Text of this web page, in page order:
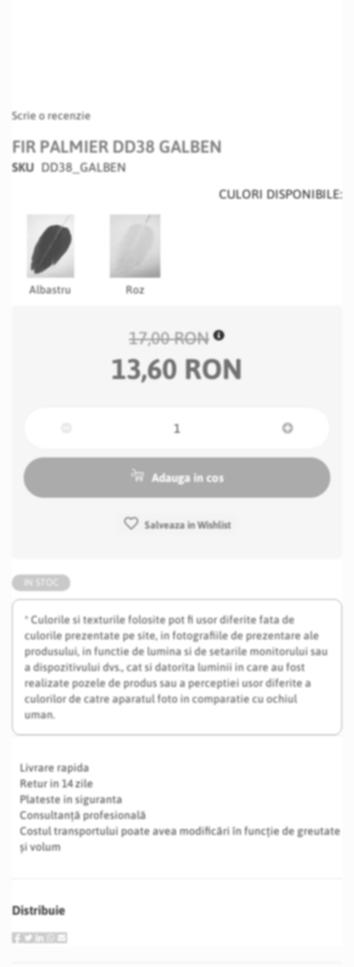
Scrie o recenzie
FIR PALMIER DD38 GALBEN
SKU DD38_GALBEN
* Culorile si texturile folosite pot fi usor diferite fata de
culorile prezentate pe site, in fotografiile de prezentare ale
produsului, in functie de lumina si de setarile monitorului sau
a dispozitivului dvs., cat si datorita luminii in care au fost
realizate pozele de produs sau a perceptiei usor diferite a
culorilor de catre aparatul foto in comparatie cu ochiul
uman.
Livrare rapida
Retur in 14 zile
Plateste in siguranta
Consultanță profesională
Costul transportului poate avea modificări în funcție de greutate
și volum
Distribuie
CULORI DISPONIBILE:
Albastru Roz
17,00 RON
13,60 RON
Adauga in cos
Salveaza in Wishlist